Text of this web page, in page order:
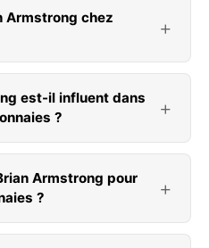
Armstrong chez
est-il influent dans
?
Armstrong pour
?